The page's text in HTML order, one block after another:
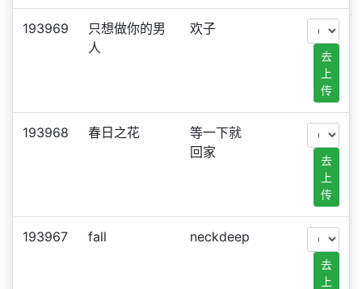
193969
只想做你的男
人
欢子
去
上
传
193968 春日之花
等一下就
回家
去
上
传
193967 fall neckdeep
去
上